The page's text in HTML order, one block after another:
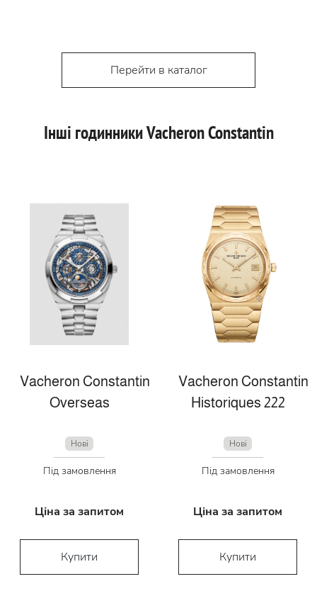
Перейти в каталог
Інші годинники Vacheron Constantin
Vacheron Constantin
Overseas
Нові
Під замовлення
Ціна за запитом
Купити
Vacheron Constantin
Historiques 222
Нові
Під замовлення
Ціна за запитом
Купити